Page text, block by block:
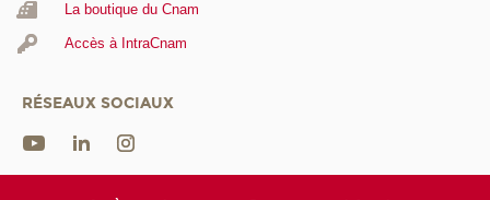
La boutique du Cnam
Accès à IntraCnam
RÉSEAUX SOCIAUX